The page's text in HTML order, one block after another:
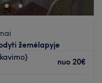
30, 32, 52, 54, 55, 59,
1, 3, 4, 7, 9, 16, 18,
žemėlapyje
nuo 20€